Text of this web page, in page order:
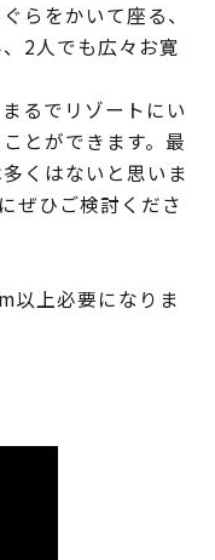
らをかいて座る、
2人でも広々お寛
るでリゾートにい
とができます。最
くはないと思いま
ぜひご検討くださ
以上必要になりま